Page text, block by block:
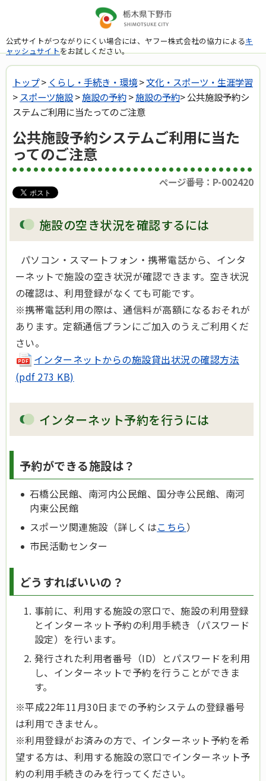
公式サイトがつながりにくい場合には、ヤフー株式会社の協力によるキ
ャッシュサイトをお試しください。
トップ> くらし・手続き・環境>文化・スポーツ・生涯学習
> スポーツ施設>施設の予約>施設の予約> 公共施設予約シ
ステムご利用に当たってのご注意
公共施設予約システムご利用に当た
ってのご注意
ページ番号：P-002420
施設の空き状況を確認するには
パソコン・スマートフォン・携帯電話から、インタ
ーネットで施設の空き状況が確認できます。空き状況
の確認は、利用登録がなくても可能です。
※携帯電話利用の際は、通信料が高額になるおそれが
あります。定額通信プランにご加入のうえご利用くだ
さい。
インターネットからの施設貸出状況の確認方法
(pdf 273 KB)
インターネット予約を行うには
予約ができる施設は？
石橋公民館、南河内公民館、国分寺公民館、南河
内東公民館
スポーツ関連施設（詳しくはこちら）
市民活動センター
どうすればいいの？
事前に、利用する施設の窓口で、施設の利用登録
とインターネット予約の利用手続き（パスワード
設定）を行います。
発行された利用者番号（ID）とパスワードを利用
し、インターネットで予約を行うことができま
す。
※平成22年11月30日までの予約システムの登録番号
は利用できません。
※利用登録がお済みの方で、インターネット予約を希
望する方は、利用する施設の窓口でインターネット予
約の利用手続きのみを行ってください。